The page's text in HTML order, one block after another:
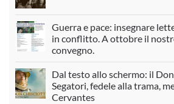
Guerra e pace: insegnare
in conflitto. A ottobre il
convegno.
Dal testo allo schermo: il
Segatori, fedele alla trama,
Cervantes